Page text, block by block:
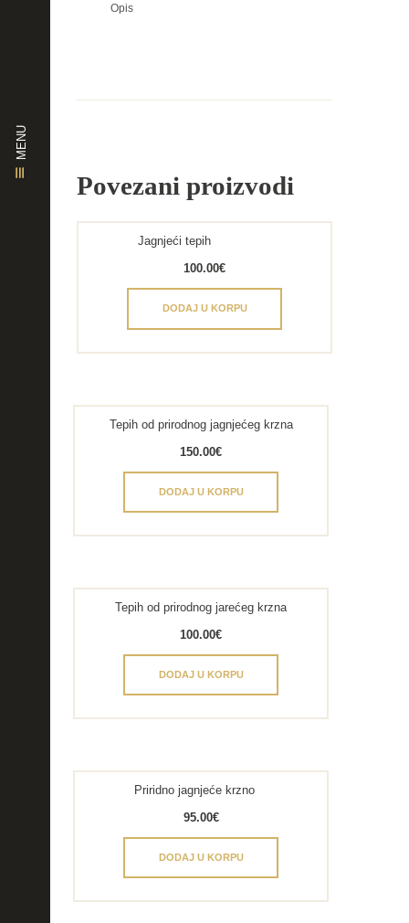
MENU
Opis
Povezani proizvodi
Jagnjeći tepih
100.00€
DODAJ U KORPU
Tepih od prirodnog jagnjećeg krzna
150.00€
DODAJ U KORPU
Tepih od prirodnog jarećeg krzna
100.00€
DODAJ U KORPU
Priridno jagnjeće krzno
95.00€
DODAJ U KORPU